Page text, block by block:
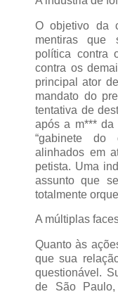
O objetivo da
mentiras que
política contra
contra os
principal ator
mandato do
tentativa de
após a m*** da
“gabinete
alinhados em
petista. Uma
assunto que
totalmente
A múltiplas
Quanto às
que sua
questionável.
de São Paulo,